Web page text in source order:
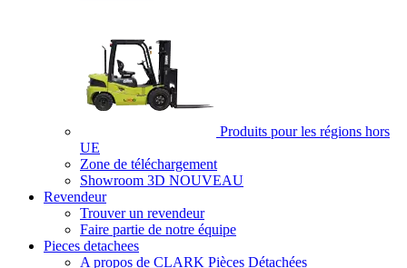
Produits pour les régions hors
UE
Zone de téléchargement
Showroom 3D NOUVEAU
Revendeur
Trouver un revendeur
Faire partie de notre équipe
Pieces detachees
A propos de CLARK Pièces Détachées